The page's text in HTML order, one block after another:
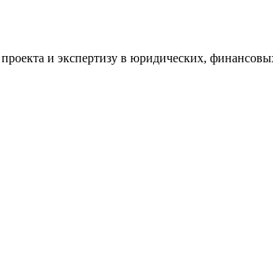
и экспертизу в юридических,